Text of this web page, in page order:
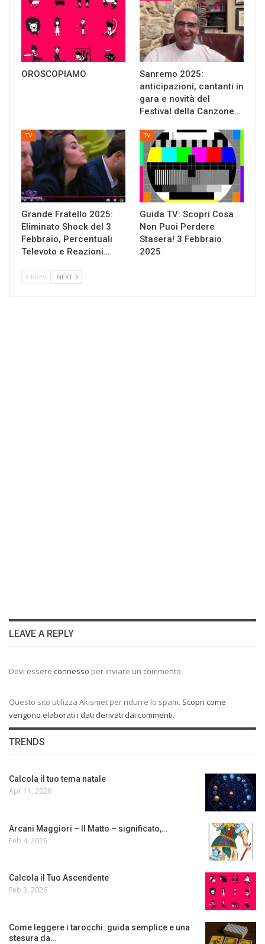
OROSCOPIAMO
Sanremo 2025:
anticipazioni, cantanti in
gara e novità del
Festival della Canzone…
TV
Grande Fratello 2025:
Eliminato Shock del 3
Febbraio, Percentuali
Televoto e Reazioni…
TV
Guida TV: Scopri Cosa
Non Puoi Perdere
Stasera! 3 Febbraio
2025
PREV NEXT
LEAVE A REPLY
Devi essere connesso per inviare un commento.
Questo sito utilizza Akismet per ridurre lo spam. Scopri come
vengono elaborati i dati derivati dai commenti.
TRENDS
Calcola il tuo tema natale
Apr 11, 2026
Arcani Maggiori – Il Matto – significato,…
Feb 4, 2026
Calcola il Tuo Ascendente
Feb 3, 2026
Come leggere i tarocchi: guida semplice e una
stesura da…